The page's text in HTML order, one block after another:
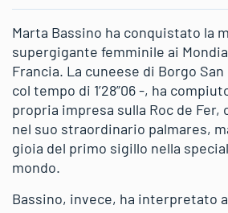
Marta Bassino ha conquistato la
supergigante femminile ai
Francia. La cuneese di Borgo San
col tempo di 1’28”06 -, ha
propria impresa sulla Roc de Fer,
nel suo straordinario palmares,
gioia del primo sigillo nella
mondo.
Bassino, invece, ha interpretato